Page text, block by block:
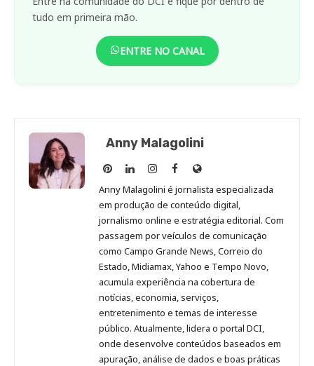
tudo em primeira mão.
ENTRE NO CANAL
Anny Malagolini
Anny
Malagolini
no
Pinterest
Anny
Malagolini
no
LinkedIn
Anny
Malagolini
no
Instagram
Anny
Malagolini
no
Facebook
Site
de
Anny
Malagolini
Anny Malagolini é jornalista especializada
em produção de conteúdo digital,
jornalismo online e estratégia editorial. Com
passagem por veículos de comunicação
como Campo Grande News, Correio do
Estado, Midiamax, Yahoo e Tempo Novo,
acumula experiência na cobertura de
notícias, economia, serviços,
entretenimento e temas de interesse
público. Atualmente, lidera o portal DCI,
onde desenvolve conteúdos baseados em
apuração, análise de dados e boas práticas